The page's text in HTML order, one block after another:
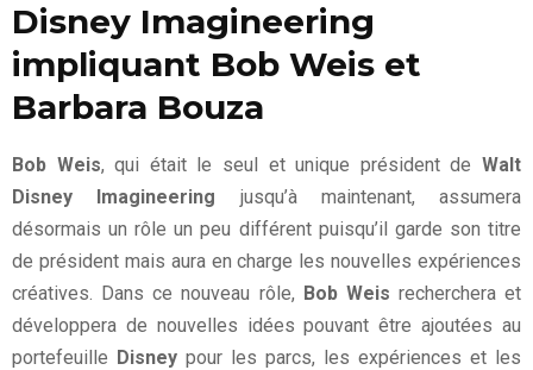
Disney Imagineering
impliquant Bob Weis et
Barbara Bouza
Bob Weis, qui était le seul et unique président deWalt
Disney Imagineering jusqu’à maintenant, assumera
désormais un rôle un peu différent puisqu’il garde son titre
de président mais aura en charge les nouvelles expériences
créatives. Dans ce nouveau rôle, Bob Weis recherchera et
développera de nouvelles idées pouvant être ajoutées au
portefeuille Disney pour les parcs, les expériences et les